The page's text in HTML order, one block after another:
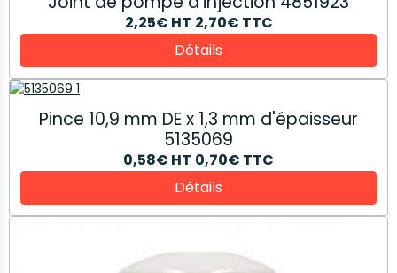
2,25€ HT 2,70€ TTC
Détails
Pince 10,9 mm DE x 1,3 mm d'épaisseur
5135069
0,58€ HT 0,70€ TTC
Détails